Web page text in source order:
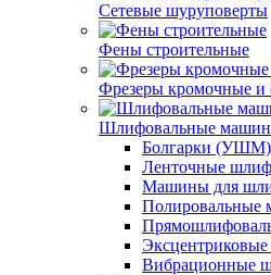
Сетевые шуруповерты
Фены строительные
Фрезеры кромочные
Шлифовальные
Болгарки (УШМ)
Ленточные
Машины для
Полировальные
Вибрационные